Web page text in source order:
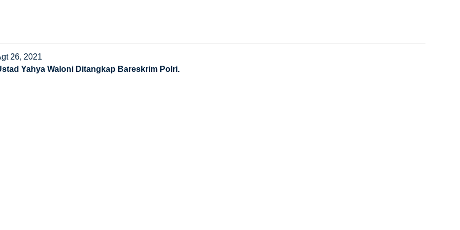
26, 2021
Yahya Waloni Ditangkap Bareskrim Polri.